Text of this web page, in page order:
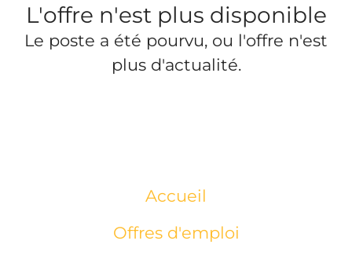
L'offre n'est plus disponible
Le poste a été pourvu, ou l'offre n'est
plus d'actualité.
Accueil
Offres d'emploi